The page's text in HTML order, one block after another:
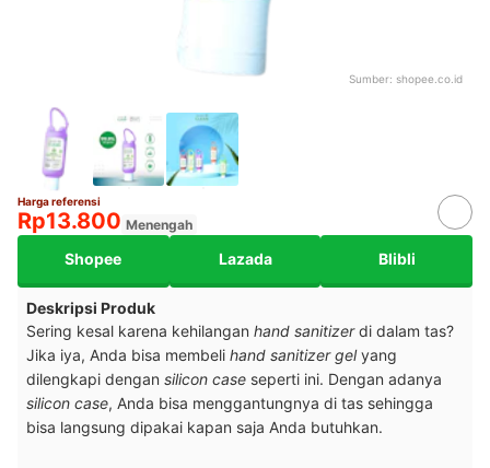
Sumber: shopee.co.id
Harga referensi
Rp13.800 Menengah
Shopee Lazada Blibli
Deskripsi Produk
Sering kesal karena kehilangan hand sanitizerdi dalam tas?
Jika iya, Anda bisa membeli hand sanitizer gelyang
dilengkapi dengan silicon case seperti ini. Dengan adanya
silicon case, Anda bisa menggantungnya di tas sehingga
bisa langsung dipakai kapan saja Anda butuhkan.